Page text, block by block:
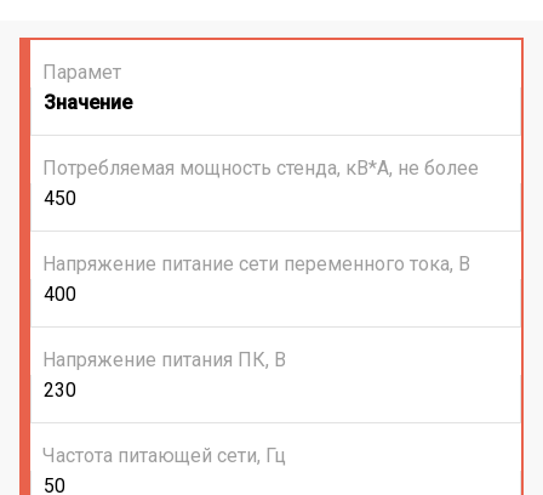
Парамет
Значение
Потребляемая мощность стенда, кВ*А, не более
450
Напряжение питание сети переменного тока, В
400
Напряжение питания ПК, В
230
Частота питающей сети, Гц
50